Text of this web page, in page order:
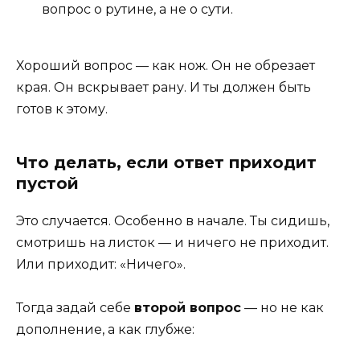
вопрос о рутине, а не о сути.
Хороший вопрос — как нож. Он не обрезает
края. Он вскрывает рану. И ты должен быть
готов к этому.
Что делать, если ответ приходит
пустой
Это случается. Особенно в начале. Ты сидишь,
смотришь на листок — и ничего не приходит.
Или приходит: «Ничего».
Тогда задай себе второй вопрос — но не как
дополнение, а как глубже: